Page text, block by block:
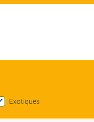
Exotiques